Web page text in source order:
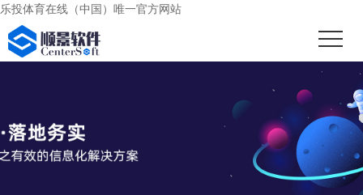
乐投体育在线（中国）唯一官方网站